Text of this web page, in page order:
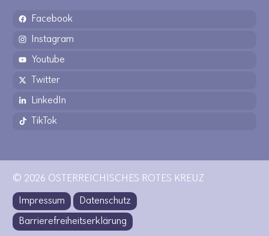
Facebook
Instagram
Youtube
Twitter
LinkedIn
TikTok
© 2026 ÖSTERREICHISCHES ROTES KREUZ
Impressum
Datenschutz
Barrierefreiheitserklärung